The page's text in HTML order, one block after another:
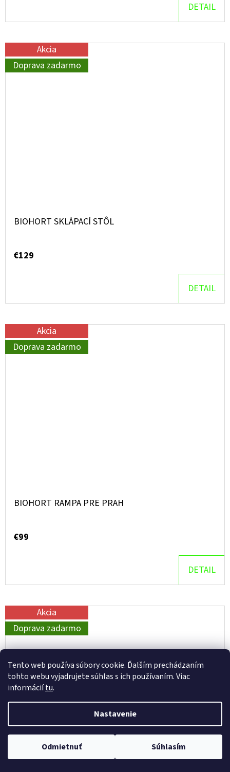
Tento web používa súbory cookie. Ďalším prechádzaním
tohto webu vyjadrujete súhlas s ich používaním. Viac
informáciítu.
Nastavenie
Odmietnuť Súhlasím
DETAIL
Akcia
Doprava zadarmo
BIOHORT SKLÁPACÍ STÔL
€129
DETAIL
Akcia
Doprava zadarmo
BIOHORT RAMPA PRE PRAH
€99
DETAIL
Akcia
Doprava zadarmo